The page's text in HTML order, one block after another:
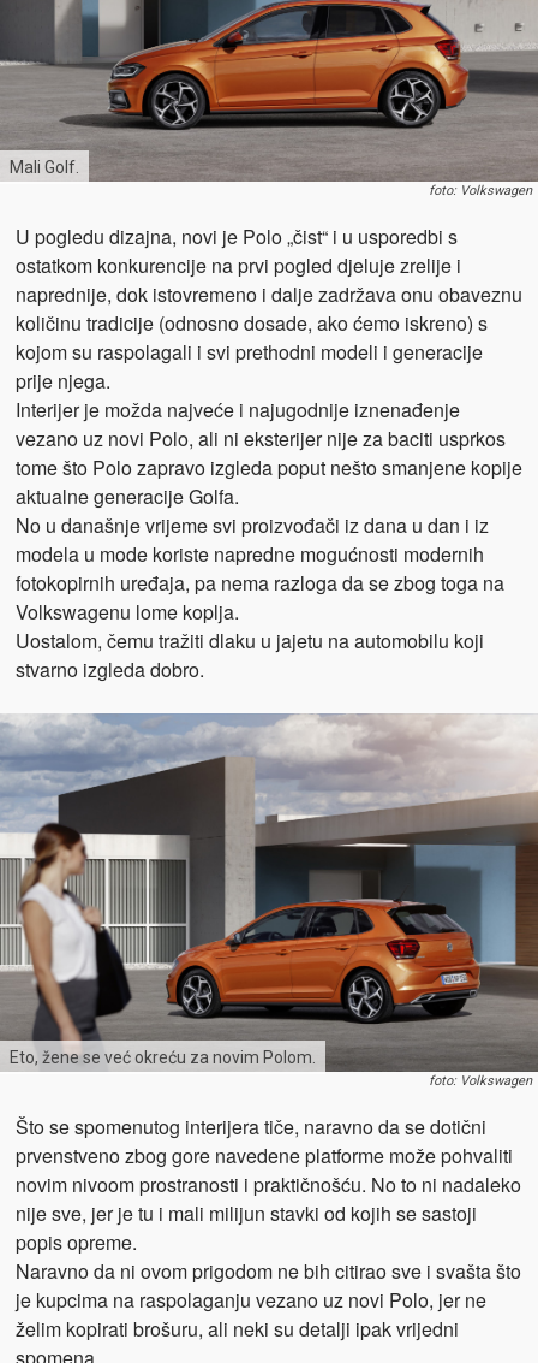
Mali Golf.
foto: Volkswagen
U pogledu dizajna, novi je Polo „čist“ i u usporedbi s
ostatkom konkurencije na prvi pogled djeluje zrelije i
naprednije, dok istovremeno i dalje zadržava onu obaveznu
količinu tradicije (odnosno dosade, ako ćemo iskreno) s
kojom su raspolagali i svi prethodni modeli i generacije
prije njega.
Interijer je možda najveće i najugodnije iznenađenje
vezano uz novi Polo, ali ni eksterijer nije za baciti usprkos
tome što Polo zapravo izgleda poput nešto smanjene kopije
aktualne generacije Golfa.
No u današnje vrijeme svi proizvođači iz dana u dan i iz
modela u mode koriste napredne mogućnosti modernih
fotokopirnih uređaja, pa nema razloga da se zbog toga na
Volkswagenu lome koplja.
Uostalom, čemu tražiti dlaku u jajetu na automobilu koji
stvarno izgleda dobro.
Eto, žene se već okreću za novim Polom.
foto: Volkswagen
Što se spomenutog interijera tiče, naravno da se dotični
prvenstveno zbog gore navedene platforme može pohvaliti
novim nivoom prostranosti i praktičnošću. No to ni nadaleko
nije sve, jer je tu i mali milijun stavki od kojih se sastoji
popis opreme.
Naravno da ni ovom prigodom ne bih citirao sve i svašta što
je kupcima na raspolaganju vezano uz novi Polo, jer ne
želim kopirati brošuru, ali neki su detalji ipak vrijedni